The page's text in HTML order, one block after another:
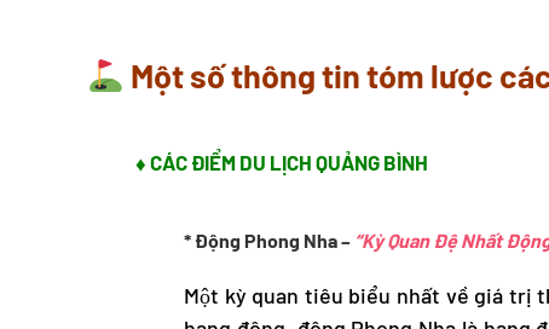
Một số thông tin tóm lược
♦ CÁC ĐIỂM DU LỊCH QUẢNG BÌNH
* Động Phong Nha – “Kỳ Quan Đệ Nhất
Một kỳ quan tiêu biểu nhất về giá trị